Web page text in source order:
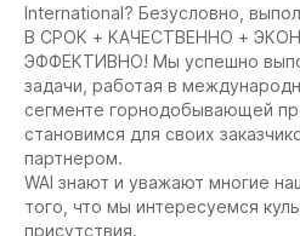
International? Безусловно,
В СРОК + КАЧЕСТВЕННО +
ЭФФЕКТИВНО! Мы успешно
задачи, работая в
сегменте горнодобывающей
становимся для своих
партнером.
WAI знают и уважают многие
того, что мы интересуемся
присутствия.